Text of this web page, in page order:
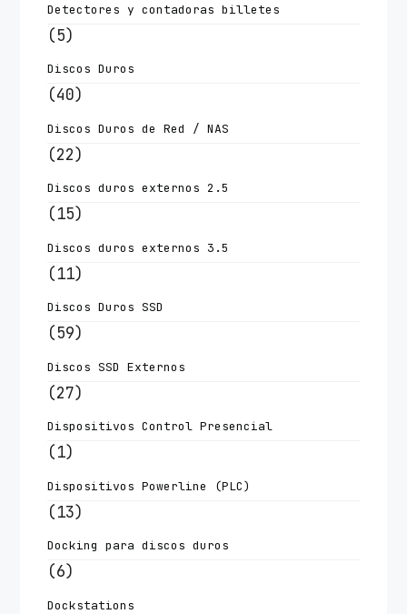
Detectores y contadoras billetes
(5)
Discos Duros
(40)
Discos Duros de Red / NAS
(22)
Discos duros externos 2.5
(15)
Discos duros externos 3.5
(11)
Discos Duros SSD
(59)
Discos SSD Externos
(27)
Dispositivos Control Presencial
(1)
Dispositivos Powerline (PLC)
(13)
Docking para discos duros
(6)
Dockstations